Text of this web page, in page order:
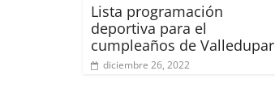
Lista programación
deportiva para el
cumpleaños de Valledupar
diciembre 26, 2022